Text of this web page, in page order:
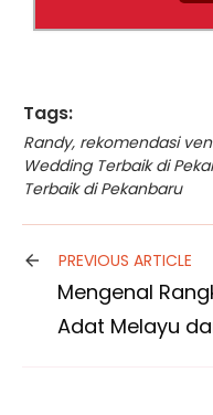
Tags:
Randy, rekomendasi
Wedding Terbaik di
Terbaik di Pekanbaru
PREVIOUS ARTICLE
Mengenal
Adat Melayu